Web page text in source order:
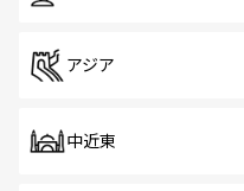
アジア
中近東